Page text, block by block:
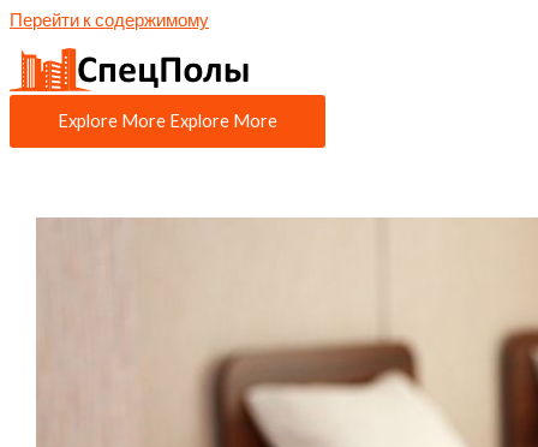
Перейти к содержимому
Explore More Explore More